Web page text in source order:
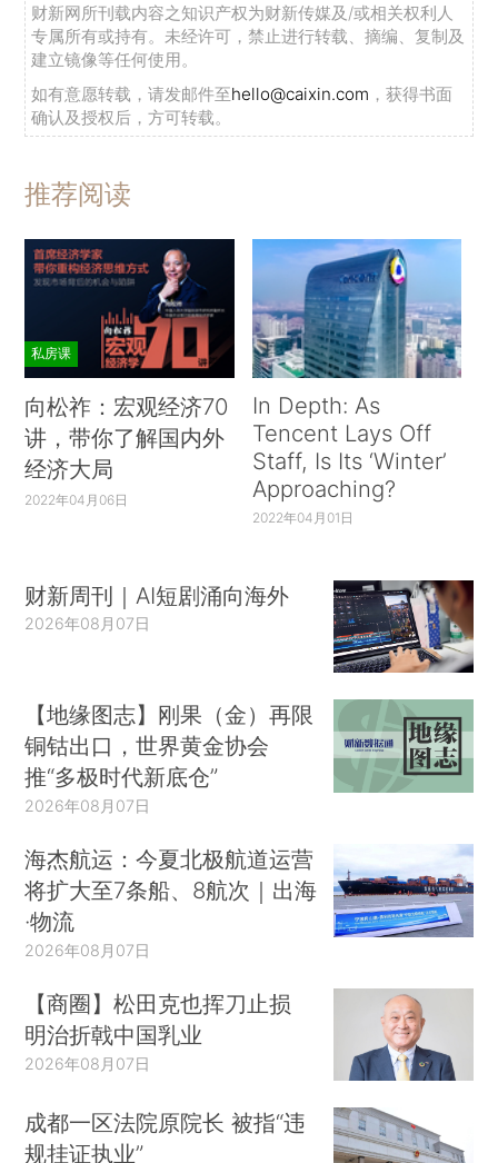
财新网所刊载内容之知识产权为财新传媒及/或相关权利人
专属所有或持有。未经许可，禁止进行转载、摘编、复制及
建立镜像等任何使用。
如有意愿转载，请发邮件至hello@caixin.com ，获得书面
确认及授权后，方可转载。
推荐阅读
私房课
向松祚：宏观经济70
讲，带你了解国内外
经济大局
2022年04月06日
In Depth: As
Tencent Lays Off
Staff, Is Its ‘Winter’
Approaching?
2022年04月01日
财新周刊｜AI短剧涌向海外
2026年08月07日
【地缘图志】刚果（金）再限
铜钴出口，世界黄金协会
推“多极时代新底仓”
2026年08月07日
海杰航运：今夏北极航道运营
将扩大至7条船、8航次｜出海
·物流
2026年08月07日
【商圈】松田克也挥刀止损
明治折戟中国乳业
2026年08月07日
成都一区法院原院长 被指“违
规挂证执业”